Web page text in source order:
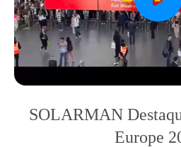
SOLARMAN
Europe